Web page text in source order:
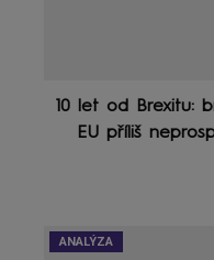
10 let od Brexitu:
EU příliš
ANALÝZA